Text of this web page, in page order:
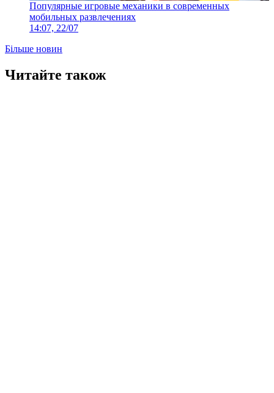
Популярные игровые механики в современных
мобильных развлечениях
14:07, 22/07
Більше новин
Читайте також